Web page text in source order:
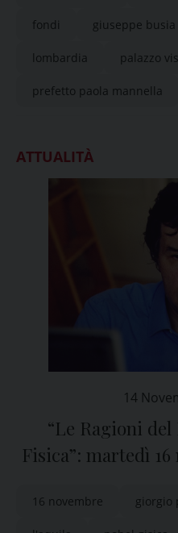
fondi giuseppe busia
lombardia palazzo
prefetto paola mannella
ATTUALITÀ
14
“Le Ragioni del
Fisica”: martedì
16 novembre giorgio